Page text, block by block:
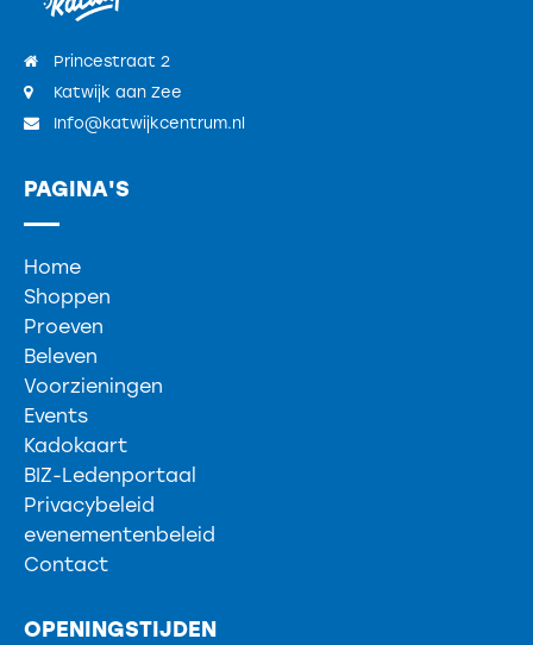
Princestraat 2
Katwijk aan Zee
Info@katwijkcentrum.nl
PAGINA'S
Home
Shoppen
Proeven
Beleven
Voorzieningen
Events
Kadokaart
BIZ-Ledenportaal
Privacybeleid
evenementenbeleid
Contact
OPENINGSTIJDEN